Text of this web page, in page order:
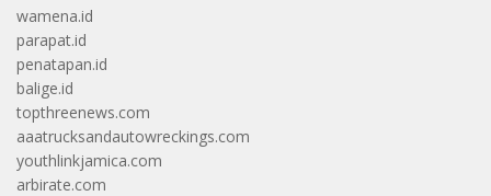
wamena.id
parapat.id
penatapan.id
balige.id
topthreenews.com
aaatrucksandautowreckings.com
youthlinkjamica.com
arbirate.com